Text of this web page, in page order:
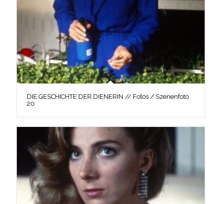
DIE GESCHICHTE DER DIENERIN // Fotos / Szenenfoto
20